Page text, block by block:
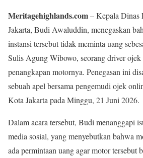
Meritagehighlands.com– Kepala Dinas
Jakarta, Budi Awaluddin, menegaskan
instansi tersebut tidak meminta uang
Sulis Agung Wibowo, seorang driver
penangkapan motornya. Penegasan ini
sebuah apel bersama pengemudi ojek
Kota Jakarta pada Minggu, 21 Juni 2026.
Dalam acara tersebut, Budi menanggapi
media sosial, yang menyebutkan bahwa
ada permintaan uang agar motor tersebut